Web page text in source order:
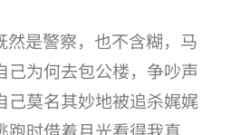
然是警察，也不含糊，马
己为何去包公楼，争吵声
己莫名其妙地被追杀娓娓